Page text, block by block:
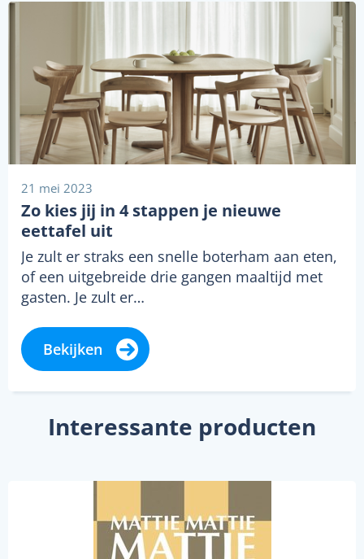
21 mei 2023
Zo kies jij in 4 stappen je nieuwe
eettafel uit
Je zult er straks een snelle boterham aan eten,
of een uitgebreide drie gangen maaltijd met
gasten. Je zult er…
Bekijken
Interessante producten